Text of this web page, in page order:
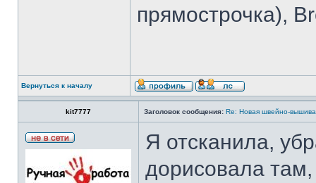
прямострочка),
Вернуться к началу
kit7777 Заголовок сообщения: Re: Новая швейно-
Я отсканила,
дорисовала